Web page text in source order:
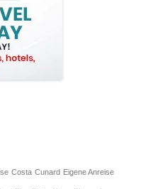
Costa Cunard Eigene Anreise